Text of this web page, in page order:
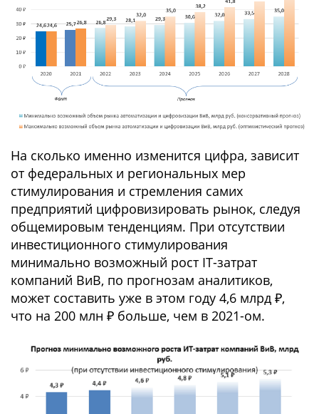
На сколько именно изменится цифра, зависит
от федеральных и региональных мер
стимулирования и стремления самих
предприятий цифровизировать рынок, следуя
общемировым тенденциям. При отсутствии
инвестиционного стимулирования
минимально возможный рост IT-затрат
компаний ВиВ, по прогнозам аналитиков,
может составить уже в этом году 4,6 млрд ₽,
что на 200 млн ₽ больше, чем в 2021-ом.